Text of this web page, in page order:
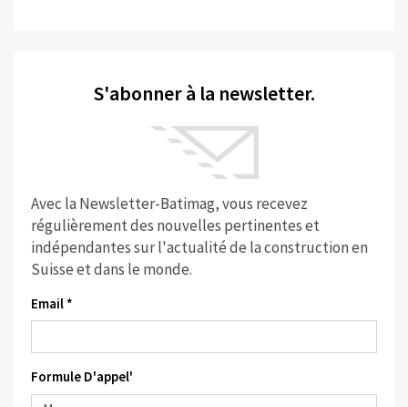
S'abonner à la newsletter.
Avec la Newsletter-Batimag, vous recevez
régulièrement des nouvelles pertinentes et
indépendantes sur l'actualité de la construction en
Suisse et dans le monde.
Email *
Formule D'appel'